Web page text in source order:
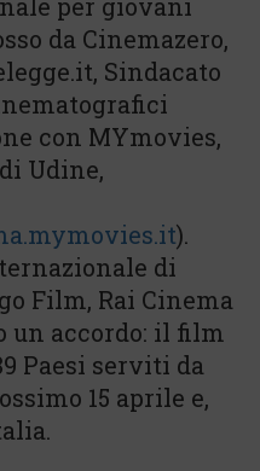
da Cinemazero,
Sindacato
con MYmovies,
Udine,
).
di
Film, Rai Cinema
un accordo: il film
Paesi serviti da
15 aprile e,